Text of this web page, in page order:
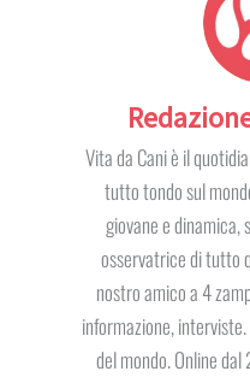
Vita da Cani è il
tutto tondo sul
giovane e dinamica,
osservatrice di tutto
nostro amico a 4
informazione,
del mondo. Online